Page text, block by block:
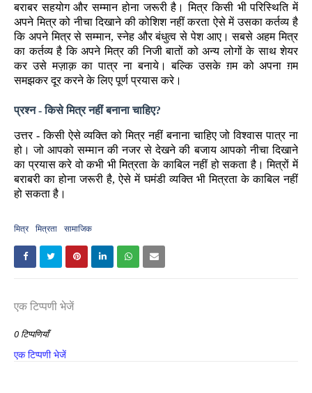
बराबर सहयोग और सम्मान होना जरूरी है। मित्र किसी भी परिस्थिति में
अपने मित्र को नीचा दिखाने की कोशिश नहीं करता ऐसे में उसका कर्तव्य है
कि अपने मित्र से सम्मान, स्नेह और बंधुत्व से पेश आए। सबसे अहम मित्र
का कर्तव्य है कि अपने मित्र की निजी बातों को अन्य लोगों के साथ शेयर
कर उसे मज़ाक़ का पात्र ना बनाये। बल्कि उसके ग़म को अपना ग़म
समझकर दूर करने के लिए पूर्ण प्रयास करे।
प्रश्न - किसे मित्र नहीं बनाना चाहिए?
उत्तर - किसी ऐसे व्यक्ति को मित्र नहीं बनाना चाहिए जो विश्वास पात्र ना
हो। जो आपको सम्मान की नजर से देखने की बजाय आपको नीचा दिखाने
का प्रयास करे वो कभी भी मित्रता के काबिल नहीं हो सकता है। मित्रों में
बराबरी का होना जरूरी है, ऐसे में घमंडी व्यक्ति भी मित्रता के काबिल नहीं
हो सकता है।
मित्र मित्रता सामाजिक
एक टिप्पणी भेजें
0 टिप्पणियाँ
एक टिप्पणी भेजें